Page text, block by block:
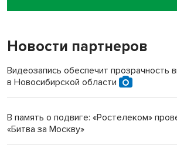
пенсионерки на вокзале
Новости партнеров
Видеозапись обеспечит прозрачность
в Новосибирской области
В память о подвиге: «Ростелеком»
«Битва за Москву»